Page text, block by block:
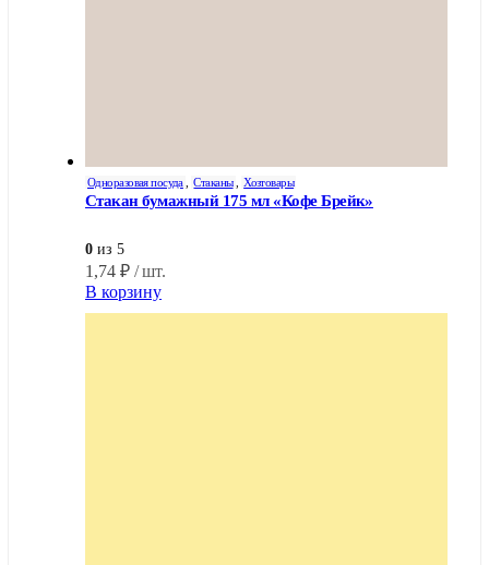
Одноразовая посуда Стаканы Хозтовары
Стакан бумажный 175 мл «Кофе Брейк»
0 из 5
1,74 ₽ / шт.
В корзину